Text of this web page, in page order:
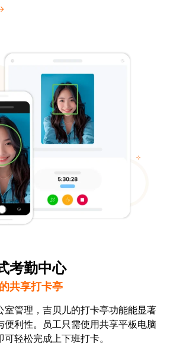
考勤中心
共享打卡亭
室管理，吉贝儿的打卡亭功能能显著
便利性。员工只需使用共享平板电脑
轻松完成上下班打卡。